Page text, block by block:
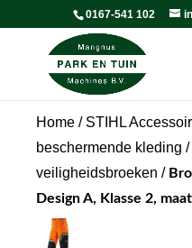
0167-541 102
Home / STIHL
beschermende kleding /
veiligheidsbroeken /
Design A, Klasse 2,